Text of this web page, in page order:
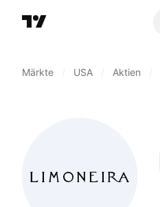
Märkte USA Aktien